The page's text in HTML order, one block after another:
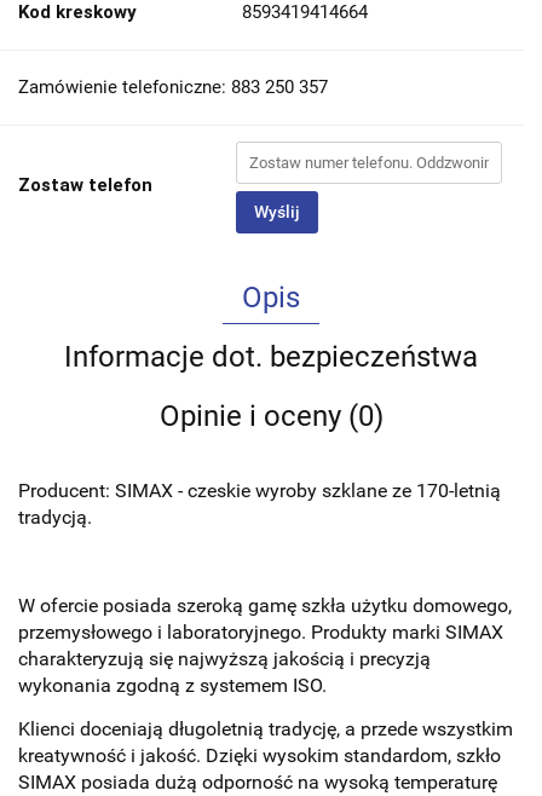
Kod kreskowy 8593419414664
Zamówienie telefoniczne: 883 250 357
Zostaw telefon
Wyślij
Opis
Informacje dot. bezpieczeństwa
Opinie i oceny (0)
Producent: SIMAX - czeskie wyroby szklane ze 170-letnią
tradycją.
W ofercie posiada szeroką gamę szkła użytku domowego,
przemysłowego i laboratoryjnego. Produkty marki SIMAX
charakteryzują się najwyższą jakością i precyzją
wykonania zgodną z systemem ISO.
Kl ienci doceniają długoletnią tradycję, a przede wszystkim
kreatywność i jakość. Dzięki wysokim standardom, szkło
SIMAX posiada dużą odporność na wysoką temperaturę